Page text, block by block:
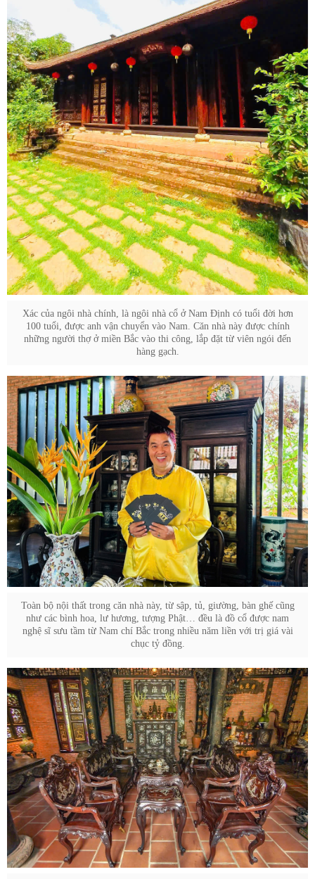
Xác của ngôi nhà chính, là ngôi nhà cổ ở Nam Định có tuổi đời hơn
100 tuổi, được anh vận chuyển vào Nam. Căn nhà này được chính
những người thợ ở miền Bắc vào thi công, lắp đặt từ viên ngói đến
hàng gạch.
Toàn bộ nội thất trong căn nhà này, từ sập, tủ, giường, bàn ghế cũng
như các bình hoa, lư hương, tượng Phật… đều là đồ cổ được nam
nghệ sĩ sưu tầm từ Nam chí Bắc trong nhiều năm liền với trị giá vài
chục tỷ đồng.